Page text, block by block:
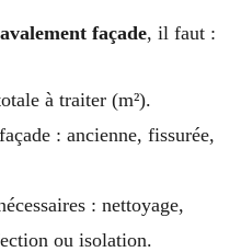
façade, il faut :
à traiter (m²).
: ancienne, fissurée,
: nettoyage,
ou isolation.